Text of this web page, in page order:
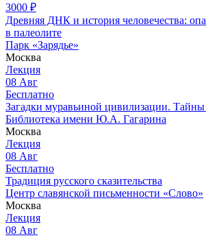
3000 ₽
Древняя ДНК и история человечества:
в палеолите
Парк «Зарядье»
Москва
Лекция
08 Авг
Бесплатно
Загадки муравьиной цивилизации.
Библиотека имени Ю.А. Гагарина
Москва
Лекция
08 Авг
Бесплатно
Традиция русского сказительства
Центр славянской письменности «Слово»
Москва
Лекция
08 Авг